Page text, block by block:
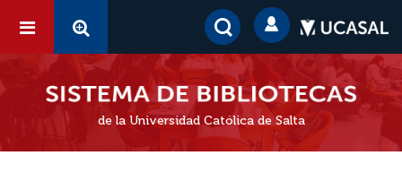
de la Universidad Católica de Salta